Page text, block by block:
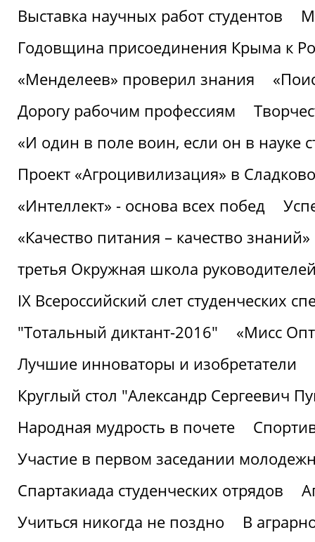
Выставка научных работ студентов
Годовщина присоединения Крыма к
«Менделеев» проверил знания
Дорогу рабочим профессиям
«И один в поле воин, если он в науке
Проект «Агроцивилизация» в Сладково
«Интеллект» - основа всех побед
«Качество питания – качество знаний»
третья Окружная школа
IХ Всероссийский слет студенческих
"Тотальный диктант-2016"
«Мисс
Лучшие инноваторы и изобретатели
Круглый стол "Александр Сергеевич
Народная мудрость в почете
Участие в первом заседании
Спартакиада студенческих отрядов
Учиться никогда не поздно
В